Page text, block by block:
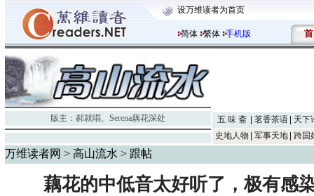
设万维读者为首页
简体 繁体 手机版 首
版主： 郝就唱、 Serena藕花深处 五 味 斋 茗香茶语
天下
史地人物
军事天地 跨国
万维读者网 > 高山流水 > 跟帖
藕花的中低音太好听了，极有